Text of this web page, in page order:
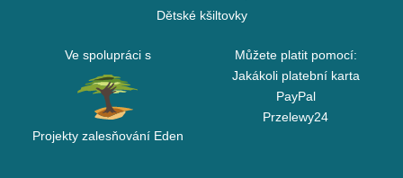
Dětské kšiltovky
Ve spolupráci s
Projekty zalesňování Eden
Můžete platit pomocí:
Jakákoli platební karta
PayPal
Przelewy24